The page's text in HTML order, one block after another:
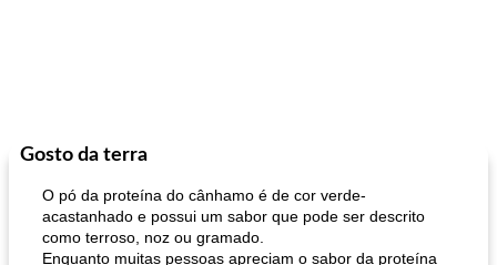
Gosto da terra
O pó da proteína do cânhamo é de cor verde-
acastanhado e possui um sabor que pode ser descrito
como terroso, noz ou gramado.
Enquanto muitas pessoas apreciam o sabor da proteína